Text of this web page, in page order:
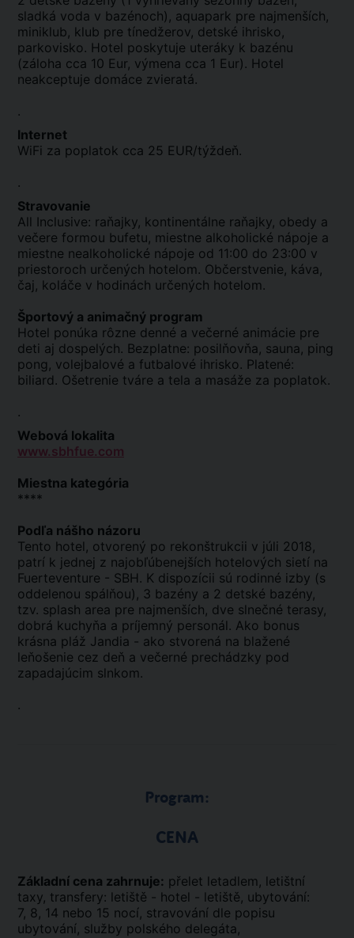
sladká voda v bazénoch), aquapark pre najmenších,
miniklub, klub pre tínedžerov, detské ihrisko,
parkovisko. Hotel poskytuje uteráky k bazénu
(záloha cca 10 Eur, výmena cca 1 Eur). Hotel
neakceptuje domáce zvieratá.
.
Internet
WiFi za poplatok cca 25 EUR/týždeň.
.
Stravovanie
All Inclusive: raňajky, kontinentálne raňajky, obedy a
večere formou bufetu, miestne alkoholické nápoje a
miestne nealkoholické nápoje od 11:00 do 23:00 v
priestoroch určených hotelom. Občerstvenie, káva,
čaj, koláče v hodinách určených hotelom.
Športový a animačný program
Hotel ponúka rôzne denné a večerné animácie pre
deti aj dospelých. Bezplatne: posilňovňa, sauna, ping
pong, volejbalové a futbalové ihrisko. Platené:
biliard. Ošetrenie tváre a tela a masáže za poplatok.
.
Webová lokalita
www.sbhfue.com
Miestna kategória
****
Podľa nášho názoru
Tento hotel, otvorený po rekonštrukcii v júli 2018,
patrí k jednej z najobľúbenejších hotelových sietí na
Fuerteventure - SBH. K dispozícii sú rodinné izby (s
oddelenou spálňou), 3 bazény a 2 detské bazény,
tzv. splash area pre najmenších, dve slnečné terasy,
dobrá kuchyňa a príjemný personál. Ako bonus
krásna pláž Jandia - ako stvorená na blažené
leňošenie cez deň a večerné prechádzky pod
zapadajúcim slnkom.
.
Program:
CENA
Základní cena zahrnuje: přelet letadlem, letištní
taxy, transfery: letiště - hotel - letiště, ubytování:
7, 8, 14 nebo 15 nocí, stravování dle popisu
ubytování, služby polského delegáta,